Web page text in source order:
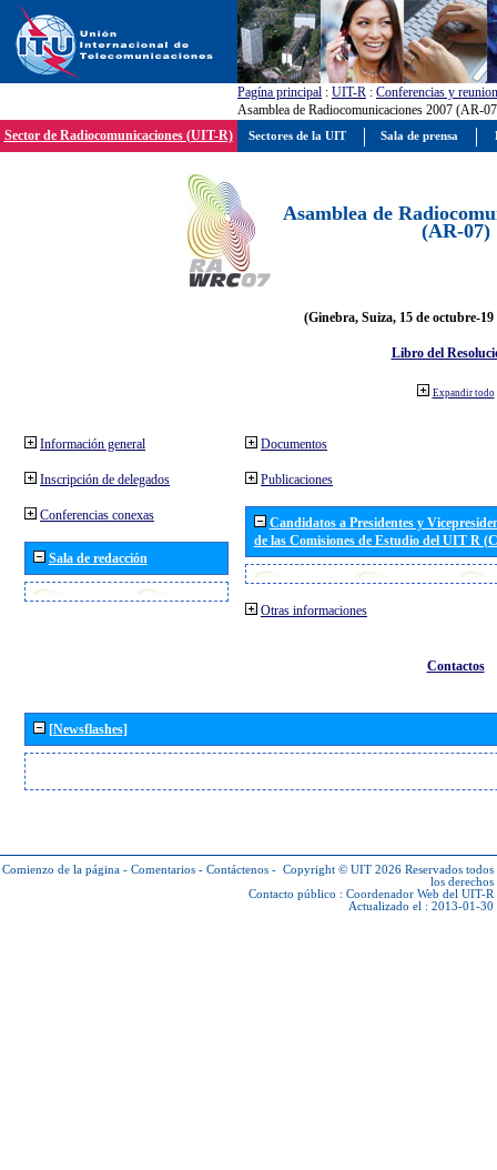
Pagína principal : UIT-R : Conferencias y
Asamblea de Radiocomunicaciones 2007 (AR-
Sector de Radiocomunicaciones (UIT-R)
Asamblea de
(AR-07)
(Ginebra, Suiza, 15 de octubre-19
Libro del
Expandir todo
Información general
Inscripción de delegados
Conferencias conexas
Sala de redacción
Documentos
Publicaciones
Candidatos a Presidentes y
de las Comisiones de Estudio del UIT R
Otras informaciones
Contactos
[Newsflashes]
Comienzo de la página - Comentarios - Contáctenos - Copyright © UIT 2026 Reservados todos
los derechos
Contacto público : Coordenador Web del UIT-R
Actualizado el : 2013-01-30
Sectores de la UIT Sala de prensa